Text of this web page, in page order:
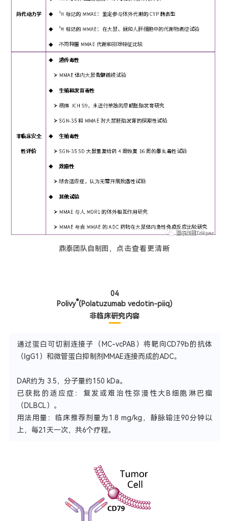
鼎泰团队自制图 ，点击查看更清晰
04
Polivy®(Polatuzumab vedotin-piiq)
非临床研究内容
通过蛋白可切割连接子（MC-vcPAB）将靶向CD79b的抗体
（IgG1）和微管蛋白抑制剂MMAE连接而成的ADC。
DAR约为 3.5，分子量约150 kDa。
已获批的适应症：复发或难治性弥漫性大B细胞淋巴瘤
（DLBCL）。
用法用量：临床推荐剂量为1.8 mg/kg，静脉输注90分钟以
上，每21天一次，共6个疗程。